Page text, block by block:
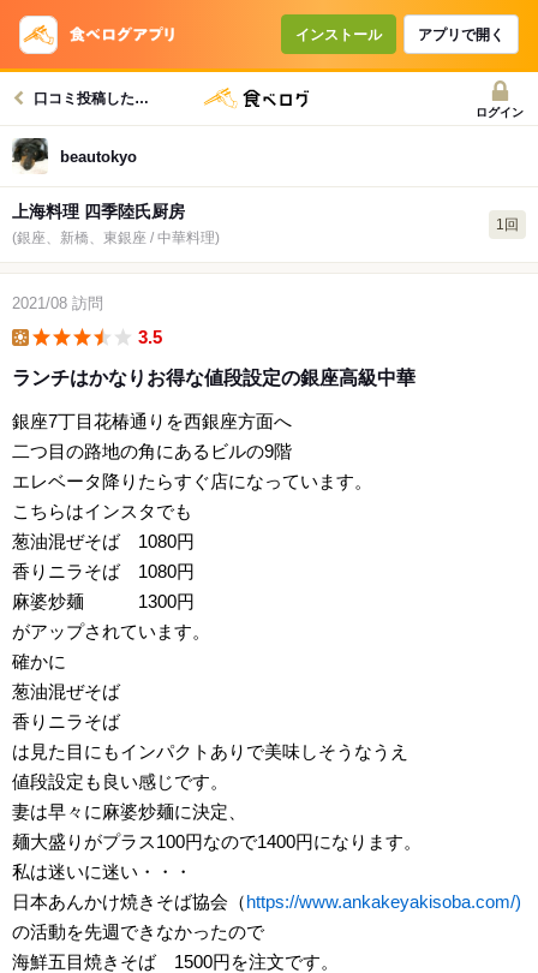
インストール アプリで開く
口コミ投稿したお店一覧
ログイン
beautokyo
上海料理 四季陸氏厨房
(銀座、新橋、東銀座 / 中華料理)
1回
2021/08 訪問
3.5
ランチはかなりお得な値段設定の銀座高級中華
銀座7丁目花椿通りを西銀座方面へ
二つ目の路地の角にあるビルの9階
エレベータ降りたらすぐ店になっています。
こちらはインスタでも
葱油混ぜそば 1080円
香りニラそば 1080円
麻婆炒麺 1300円
がアップされています。
確かに
葱油混ぜそば
香りニラそば
は見た目にもインパクトありで美味しそうなうえ
値段設定も良い感じです。
妻は早々に麻婆炒麺に決定、
麺大盛りがプラス100円なので1400円になります。
私は迷いに迷い・・・
日本あんかけ焼きそば協会（https://www.ankakeyakisoba.com/)
の活動を先週できなかったので
海鮮五目焼きそば 1500円を注文です。